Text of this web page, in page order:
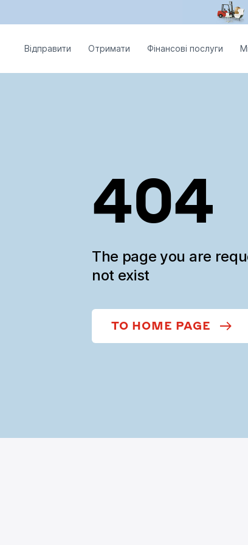
Відправити Отримати Фінансові послуги
404
The page you are
not exist
TO HOME PAGE